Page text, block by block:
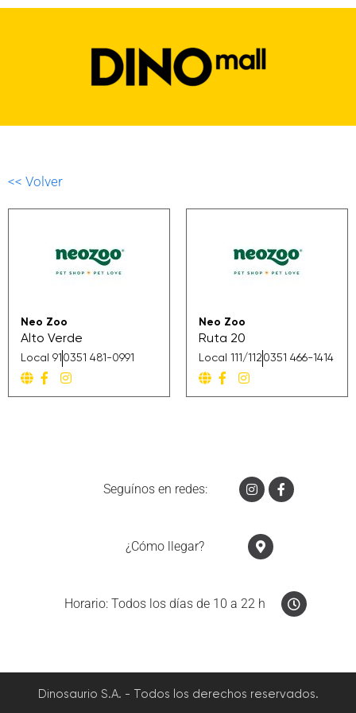
<< Volver
Neo Zoo
Alto Verde
Local 91 0351 481-0991
Neo Zoo
Ruta 20
Local 111/1120351 466-1414
Seguínos en redes:
¿Cómo llegar?
Horario: Todos los días de 10 a 22 h
Dinosaurio S.A. - Todos los derechos reservados.